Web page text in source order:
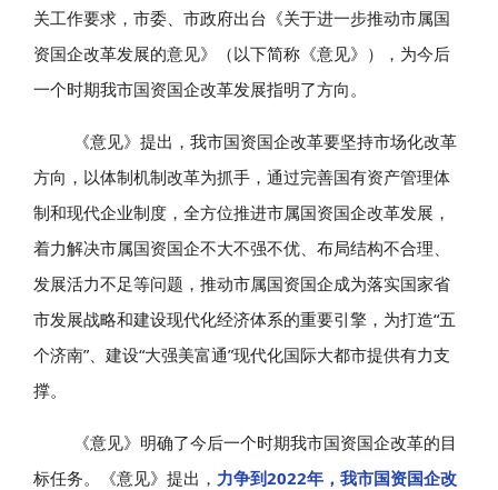
关工作要求，市委、市政府出台《关于进一步推动市属国
资国企改革发展的意见》（以下简称《意见》），为今后
一个时期我市国资国企改革发展指明了方向。
《意见》提出，我市国资国企改革要坚持市场化改革
方向，以体制机制改革为抓手，通过完善国有资产管理体
制和现代企业制度，全方位推进市属国资国企改革发展，
着力解决市属国资国企不大不强不优、布局结构不合理、
发展活力不足等问题，推动市属国资国企成为落实国家省
市发展战略和建设现代化经济体系的重要引擎，为打造“五
个济南”、建设“大强美富通”现代化国际大都市提供有力支
撑。
《意见》明确了今后一个时期我市国资国企改革的目
标任务。《意见》提出， 力争到2022年，我市国资国企改